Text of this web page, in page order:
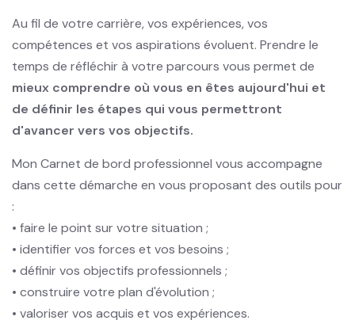
Au fil de votre carrière, vos expériences, vos
compétences et vos aspirations évoluent. Prendre le
temps de réfléchir à votre parcours vous permet de
mieux comprendre où vous en êtes aujourd'hui et
de définir les étapes qui vous permettront
d'avancer vers vos objectifs.
Mon Carnet de bord professionnel vous accompagne
dans cette démarche en vous proposant des outils pour
:
• faire le point sur votre situation ;
• identifier vos forces et vos besoins ;
• définir vos objectifs professionnels ;
• construire votre plan d'évolution ;
• valoriser vos acquis et vos expériences.